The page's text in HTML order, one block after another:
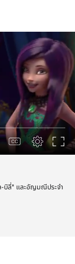
-บิลี่" และอัญมณีประจำ